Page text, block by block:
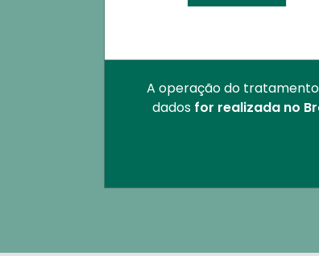
A operação do
dados for realizada no